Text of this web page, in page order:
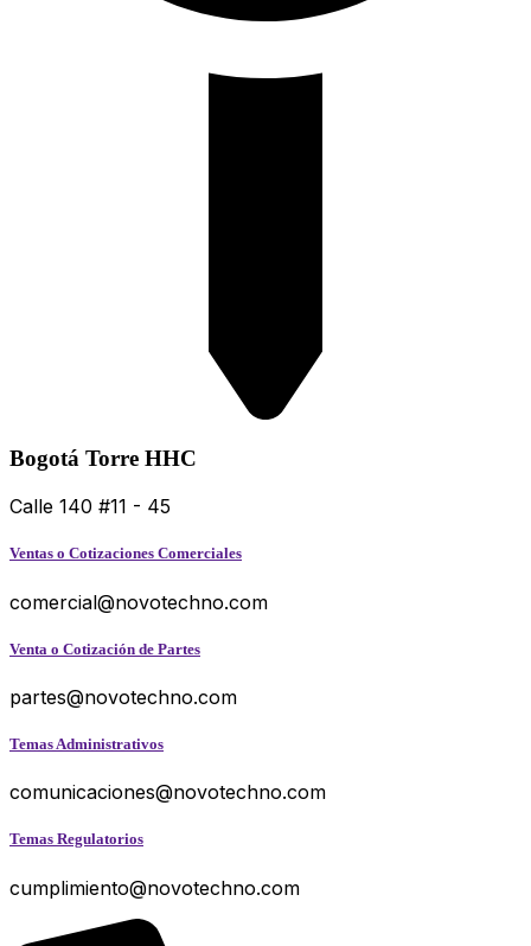
Bogotá Torre HHC
Calle 140 #11 - 45
Ventas o Cotizaciones Comerciales
comercial@novotechno.com
Venta o Cotización de Partes
partes@novotechno.com
Temas Administrativos
comunicaciones@novotechno.com
Temas Regulatorios
cumplimiento@novotechno.com